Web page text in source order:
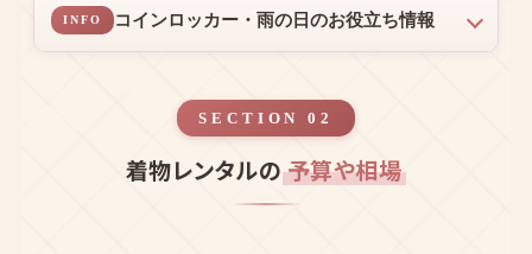
INFO コインロッカー・雨の日のお役立ち情報
SECTION 02
着物レンタルの 予算や相場